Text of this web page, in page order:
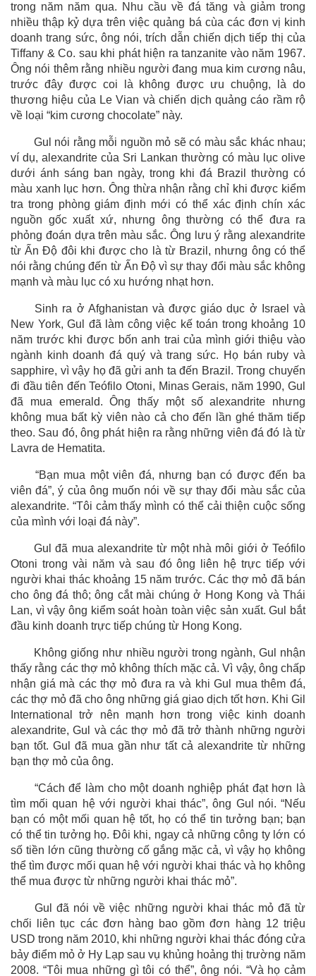
trong năm năm qua. Nhu cầu về đá tăng và giảm trong
nhiều thập kỷ dựa trên việc quảng bá cùa các đơn vị kinh
doanh trang sức, ông nói, trích dẫn chiến dịch tiếp thị của
Tiffany & Co. sau khi phát hiện ra tanzanite vào năm 1967.
Ông nói thêm rằng nhiều người đang mua kim cương nâu,
trước đây được coi là không được ưu chuộng, là do
thương hiệu của Le Vian và chiến dịch quảng cáo rầm rộ
về loại “kim cương chocolate” này.
Gul nói rằng mỗi nguồn mỏ sẽ có màu sắc khác nhau;
ví dụ, alexandrite của Sri Lankan thường có màu lục olive
dưới ánh sáng ban ngày, trong khi đá Brazil thường có
màu xanh lục hơn. Ông thừa nhận rằng chỉ khi được kiểm
tra trong phòng giám định mới có thể xác định chín xác
nguồn gốc xuất xứ, nhưng ông thường có thể đưa ra
phỏng đoán dựa trên màu sắc. Ông lưu ý rằng alexandrite
từ Ấn Độ đôi khi được cho là từ Brazil, nhưng ông có thể
nói rằng chúng đến từ Ấn Độ vì sự thay đổi màu sắc không
mạnh và màu lục có xu hướng nhạt hơn.
Sinh ra ở Afghanistan và được giáo dục ở Israel và
New York, Gul đã làm công việc kế toán trong khoảng 10
năm trước khi được bốn anh trai của mình giới thiệu vào
ngành kinh doanh đá quý và trang sức. Họ bán ruby và
sapphire, vì vậy họ đã gửi anh ta đến Brazil. Trong chuyến
đi đầu tiên đến Teófilo Otoni, Minas Gerais, năm 1990, Gul
đã mua emerald. Ông thấy một số alexandrite nhưng
không mua bất kỳ viên nào cả cho đến lần ghé thăm tiếp
theo. Sau đó, ông phát hiện ra rằng những viên đá đó là từ
Lavra de Hematita.
“Bạn mua một viên đá, nhưng bạn có được đến ba
viên đá”, ý của ông muốn nói về sự thay đổi màu sắc của
alexandrite. “Tôi cảm thấy mình có thể cải thiện cuộc sống
của mình với loại đá này”.
Gul đã mua alexandrite từ một nhà môi giới ở Teófilo
Otoni trong vài năm và sau đó ông liên hệ trực tiếp với
người khai thác khoảng 15 năm trước. Các thợ mỏ đã bán
cho ông đá thô; ông cắt mài chúng ở Hong Kong và Thái
Lan, vì vậy ông kiểm soát hoàn toàn việc sản xuất. Gul bắt
đầu kinh doanh trực tiếp chúng từ Hong Kong.
Không giống như nhiều người trong ngành, Gul nhận
thấy rằng các thợ mỏ không thích mặc cả. Vì vậy, ông chấp
nhận giá mà các thợ mỏ đưa ra và khi Gul mua thêm đá,
các thợ mỏ đã cho ông những giá giao dịch tốt hơn. Khi Gil
International trở nên mạnh hơn trong việc kinh doanh
alexandrite, Gul và các thợ mỏ đã trở thành những người
bạn tốt. Gul đã mua gần như tất cả alexandrite từ những
bạn thợ mỏ của ông.
“Cách để làm cho một doanh nghiệp phát đạt hơn là
tìm mối quan hệ với người khai thác”, ông Gul nói. “Nếu
bạn có một mối quan hệ tốt, họ có thể tin tưởng bạn; bạn
có thể tin tưởng họ. Đôi khi, ngay cả những công ty lớn có
số tiền lớn cũng thường cố gắng mặc cả, vì vậy họ không
thể tìm được mối quan hệ với người khai thác và họ không
thể mua được từ những người khai thác mỏ”.
Gul đã nói về việc những người khai thác mỏ đã từ
chối liên tục các đơn hàng bao gồm đơn hàng 12 triệu
USD trong năm 2010, khi những người khai thác đóng cửa
bảy điểm mỏ ở Hy Lạp sau vụ khủng hoảng thị trường năm
2008. “Tôi mua những gì tôi có thể”, ông nói. “Và họ cảm